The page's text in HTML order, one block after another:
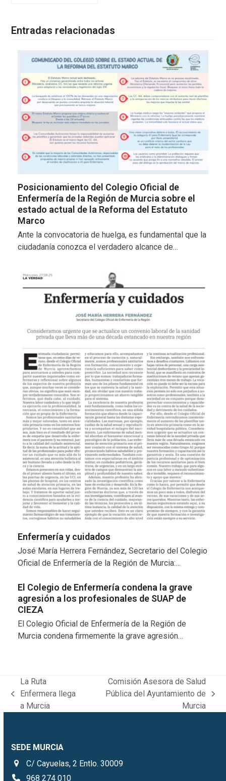
Entradas relacionadas
Posicionamiento del Colegio Oficial de
Enfermería de la Región de Murcia sobre el
estado actual de la Reforma del Estatuto
Marco
Ante la convocatoria de huelga, es fundamental que la
ciudadanía conozca el verdadero alcance de…
Enfermería y cuidados
José María Herrera Fernández, Secretario del Colegio
Oficial de Enfermería de la Región de Murcia:…
El Colegio de Enfermería condena la grave
agresión a los profesionales de SUAP de
CIEZA
El Colegio Oficial de Enfermería de la Región de
Murcia condena firmemente la grave agresión…
previous
post:
La Ruta
Enfermera llega
a Murcia
post:
Comisión Asesora de Salud
Pública del Ayuntamiento de
Murcia
SEDE MURCIA
C/ Cayuelas, 2 Entlo. 30009
968 274 010